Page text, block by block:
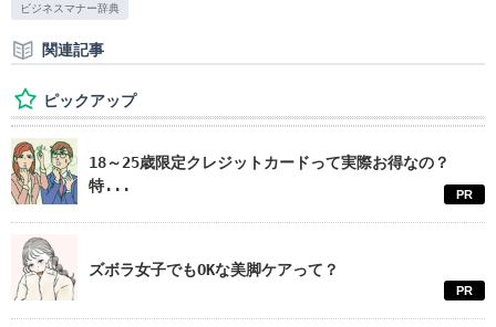
ビジネスマナー辞典
関連記事
ピックアップ
18～25歳限定クレジットカードって実際お得なの？
特...
PR
ズボラ女子でもOKな美脚ケアって？
PR